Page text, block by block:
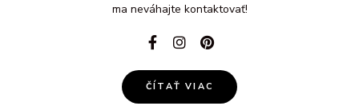
ma neváhajte kontaktovať!
ČÍTAŤ VIAC